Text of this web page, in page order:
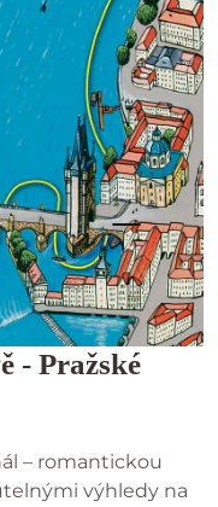
- Pražské
– romantickou
výhledy na